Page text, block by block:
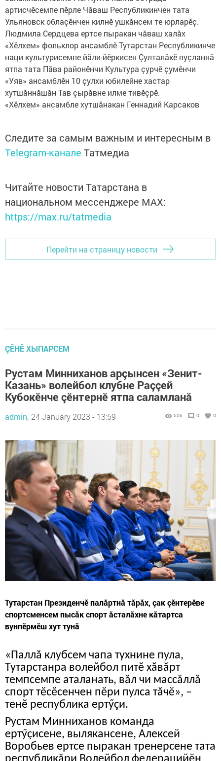
артисчӗсемпе пӗрле Чăваш Республикинчен тата
Ульяновск облаçӗнчен килнӗ ушкăнсем те юрларӗç.
Людмила Сердцева ертсе пыракан чăваш халăх
«Хӗлхем» фольклор ансамблӗ Тутарстан Республикинче
наци культурисемпе йăли-йӗркисен Çулталăкӗ пуçланнă
ятпа тата Пăва районӗнчи Культура çурчӗ çумӗнчи
«Уяв» ансамблӗн 10 çулхи юбилейне хастар
хутшăннăшăн Тав çырăвне илме тивӗçрӗ.
«Хĕлхем» ансамбле хутшăнакан Геннадий Карсаков
Следите за самым важным и интересным в
Telegram-канале Татмедиа
Читайте новости Татарстана в
национальном мессенджере MАХ:
https://max.ru/tatmedia
Перейти на страницу новости
ÇӖНӖ ХЫПАРСЕМ
Рустам Минниханов арçынсен «Зенит-
Казань» волейбол клубне Раççей
Кубокӗнче çӗнтернӗ ятпа саламланă
admin, 24 January 2023 - 13:59 506 0 0
Тутарстан Президенчӗ палăртнă тăрăх, çак çӗнтерӗве
спортсменсем пысăк спорт ăсталăхне кăтартса
вунпӗрмӗш хут тунă
«Паллă клубсем чапа тухнине пула,
Тутарстанра волейбол питӗ хăвăрт
темпсемпе аталанать, вăл чи массăллă
спорт тӗсӗсенчен пӗри пулса тăчӗ», –
тенӗ республика ертӳçи.
Рустам Минниханов команда
ертӳçисене, вылякансене, Алексей
Воробьев ертсе пыракан тренерсене тата